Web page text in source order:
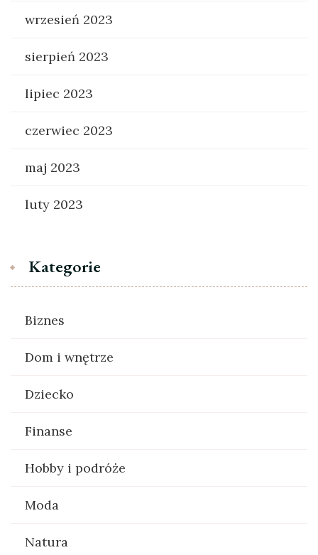
wrzesień 2023
sierpień 2023
lipiec 2023
czerwiec 2023
maj 2023
luty 2023
Kategorie
Biznes
Dom i wnętrze
Dziecko
Finanse
Hobby i podróże
Moda
Natura